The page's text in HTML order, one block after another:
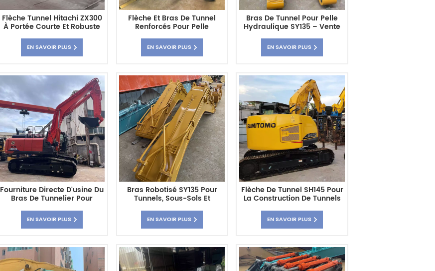
Flèche Tunnel Hitachi ZX300
À Portée Courte Et Robuste
EN SAVOIR PLUS
Flèche Et Bras De Tunnel
Renforcés Pour Pelle
EN SAVOIR PLUS
Bras De Tunnel Pour Pelle
Hydraulique SY135 – Vente
EN SAVOIR PLUS
Fourniture Directe D'usine Du
Bras De Tunnelier Pour
Aux Travaux De Construction
Lourds (fabricant Chinois)
EN SAVOIR PLUS
Bras Robotisé SY135 Pour
Tunnels, Sous-Sols Et
EN SAVOIR PLUS
Flèche De Tunnel SH145 Pour
La Construction De Tunnels
Vente Directe D'usine
Chinoise
EN SAVOIR PLUS